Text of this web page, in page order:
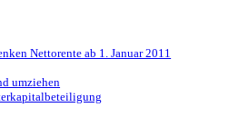
Nettorente ab 1. Januar 2011
umziehen